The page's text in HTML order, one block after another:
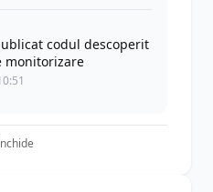
codul descoperit
monitorizare